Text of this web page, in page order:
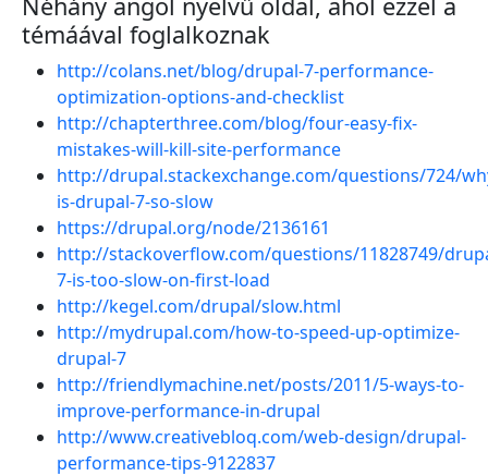
témáával foglalkoznak
http://colans.net/blog/drupal-7-performance-
optimization-options-and-checklist
http://chapterthree.com/blog/four-easy-fix-
mistakes-will-kill-site-performance
http://drupal.stackexchange.com/questions/724/
is-drupal-7-so-slow
https://drupal.org/node/2136161
http://stackoverflow.com/questions/11828749/
7-is-too-slow-on-first-load
http://kegel.com/drupal/slow.html
http://mydrupal.com/how-to-speed-up-optimize-
drupal-7
http://friendlymachine.net/posts/2011/5-ways-to-
improve-performance-in-drupal
http://www.creativebloq.com/web-design/drupal-
performance-tips-9122837